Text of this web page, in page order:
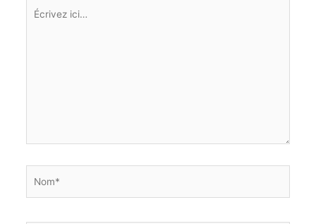
Écrivez
ici…